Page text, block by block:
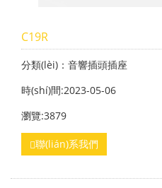
C19R
分類(lèi)：音響插頭插座
時(shí)間:2023-05-06
瀏覽:3879
聯(lián)系我們